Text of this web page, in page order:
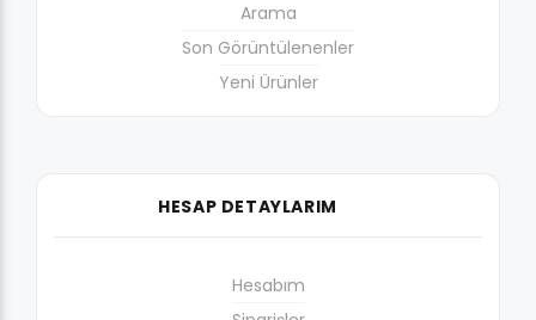
Arama
Son Görüntülenenler
Yeni Ürünler
HESAP DETAYLARIM
Hesabım